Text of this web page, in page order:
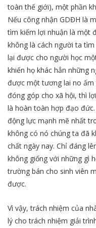
toàn thế giới), một phần
Nếu công nhận GDĐH là
tìm kiếm lợi nhuận là một
không là cách người ta
lại được cho người học
khiến họ khác hẳn những
được một tương lai no ấm
đóng góp cho xã hội, thì
là hoàn toàn hợp đạo
động lực mạnh mẽ nhất
không có nó chúng ta đã
chất ngày nay. Chỉ đáng
không giống với những gì
trường bán cho sinh viên
được.
Vì vậy, trách nhiệm của
lý cho trách nhiệm giải